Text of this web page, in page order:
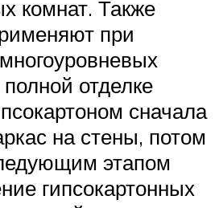
комнат. Также
при
отделке
сначала
на стены, потом
этапом
гипсокартонных